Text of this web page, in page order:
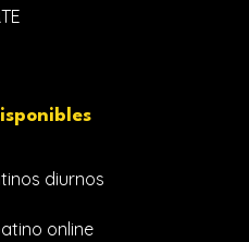
diurnos
online